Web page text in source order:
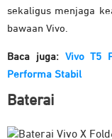
sekaligus menjaga
bawaan Vivo.
Baca juga:Vivo T5
Performa Stabil
Baterai